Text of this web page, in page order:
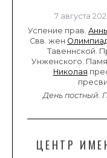
7 августа
Успение прав.
Свв. жен
Тавеннской.
Унженского.
Николая
День постный.
ЦЕНТР